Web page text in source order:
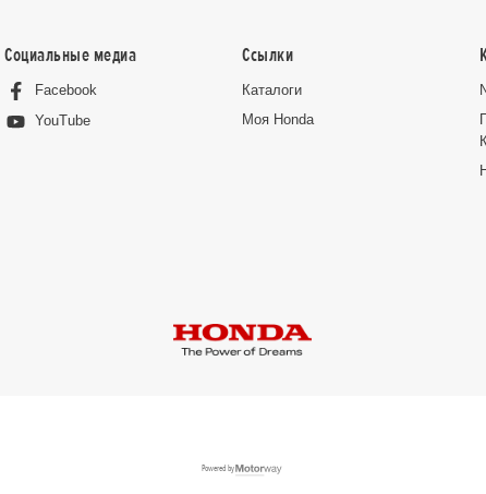
Социальные медиа
Facebook
YouTube
Ссылки
Каталоги
Moя Honda
Powered by